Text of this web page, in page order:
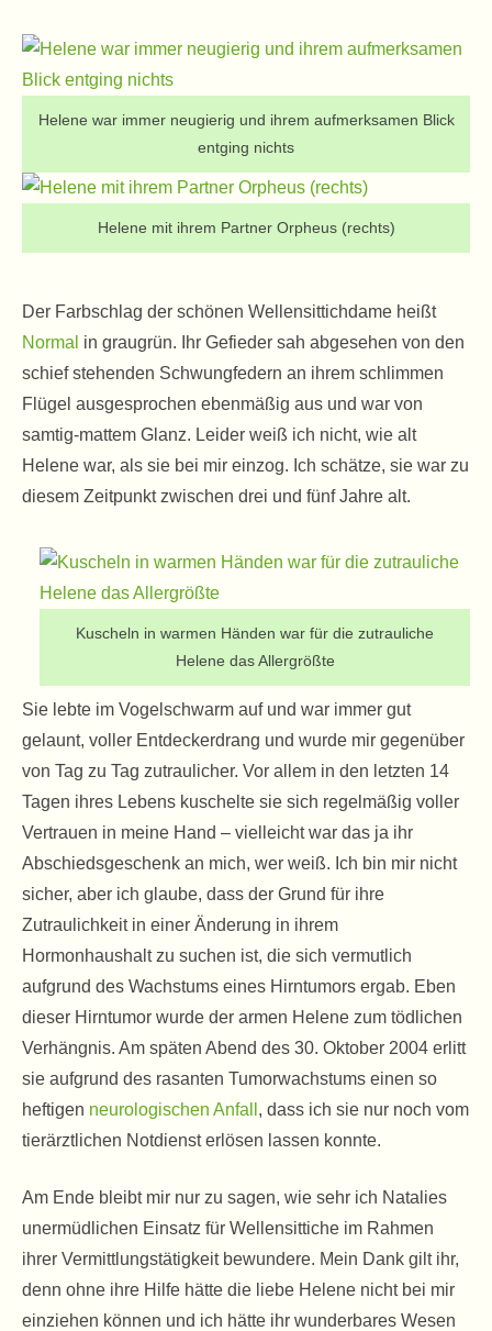
Helene war immer neugierig und ihrem aufmerksamen Blick
entging nichts
Helene mit ihrem Partner Orpheus (rechts)
Der Farbschlag der schönen Wellensittichdame heißt
Normal in graugrün. Ihr Gefieder sah abgesehen von den
schief stehenden Schwungfedern an ihrem schlimmen
Flügel ausgesprochen ebenmäßig aus und war von
samtig-mattem Glanz. Leider weiß ich nicht, wie alt
Helene war, als sie bei mir einzog. Ich schätze, sie war zu
diesem Zeitpunkt zwischen drei und fünf Jahre alt.
Kuscheln in warmen Händen war für die zutrauliche
Helene das Allergrößte
Sie lebte im Vogelschwarm auf und war immer gut
gelaunt, voller Entdeckerdrang und wurde mir gegenüber
von Tag zu Tag zutraulicher. Vor allem in den letzten 14
Tagen ihres Lebens kuschelte sie sich regelmäßig voller
Vertrauen in meine Hand – vielleicht war das ja ihr
Abschiedsgeschenk an mich, wer weiß. Ich bin mir nicht
sicher, aber ich glaube, dass der Grund für ihre
Zutraulichkeit in einer Änderung in ihrem
Hormonhaushalt zu suchen ist, die sich vermutlich
aufgrund des Wachstums eines Hirntumors ergab. Eben
dieser Hirntumor wurde der armen Helene zum tödlichen
Verhängnis. Am späten Abend des 30. Oktober 2004 erlitt
sie aufgrund des rasanten Tumorwachstums einen so
heftigen neurologischen Anfall , dass ich sie nur noch vom
tierärztlichen Notdienst erlösen lassen konnte.
Am Ende bleibt mir nur zu sagen, wie sehr ich Natalies
unermüdlichen Einsatz für Wellensittiche im Rahmen
ihrer Vermittlungstätigkeit bewundere. Mein Dank gilt ihr,
denn ohne ihre Hilfe hätte die liebe Helene nicht bei mir
einziehen können und ich hätte ihr wunderbares Wesen